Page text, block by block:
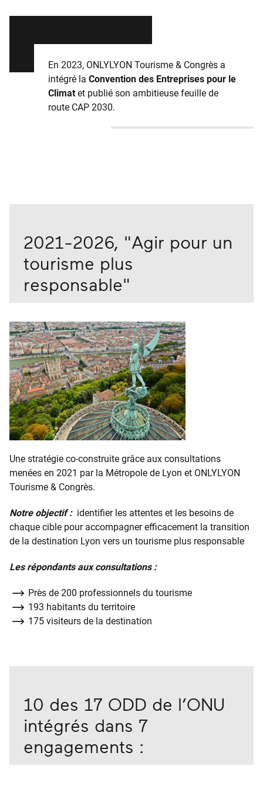
En 2023, ONLYLYON Tourisme & Congrès a
intégré la Convention des Entreprises pour le
Climat et publié son ambitieuse feuille de
route CAP 2030.
2021-2026, "Agir pour un
tourisme plus
responsable"
Une stratégie co-construite grâce aux consultations
menées en 2021 par la Métropole de Lyon et ONLYLYON
Tourisme & Congrès.
Notre objectif :identifier les attentes et les besoins de
chaque cible pour accompagner efficacement la transition
de la destination Lyon vers un tourisme plus responsable
Les répondants aux consultations :
Près de 200 professionnels du tourisme
193 habitants du territoire
175 visiteurs de la destination
10 des 17 ODD de l’ONU
intégrés dans 7
engagements :